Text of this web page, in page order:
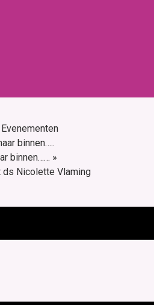
binnen…..
binnen…… »
ds Nicolette Vlaming